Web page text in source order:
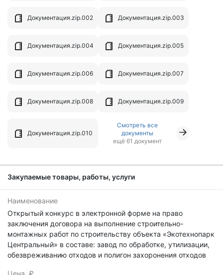
Документация.zip.002 Документация.zip.003
Документация.zip.004 Документация.zip.005
Документация.zip.006 Документация.zip.007
Документация.zip.008 Документация.zip.009
Документация.zip.010
Смотреть все
документы
ещё 61 документ
Закупаемые товары, работы, услуги
Наименование
Открытый конкурс в электронной форме на право
заключения договора на выполнение строительно-
монтажных работ по строительству объекта «Экотехнопарк
Центральный» в составе: завод по обработке, утилизации,
обезвреживанию отходов и полигон захоронения отходов
Цена, ₽